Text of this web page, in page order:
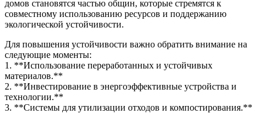
домов становятся частью общин, которые стремятся к
совместному использованию ресурсов и поддержанию
экологической устойчивости.
Для повышения устойчивости важно обратить внимание на
следующие моменты:
1. **Использование переработанных и устойчивых
материалов.**
2. **Инвестирование в энергоэффективные устройства и
технологии.**
3. **Системы для утилизации отходов и компостирования.**